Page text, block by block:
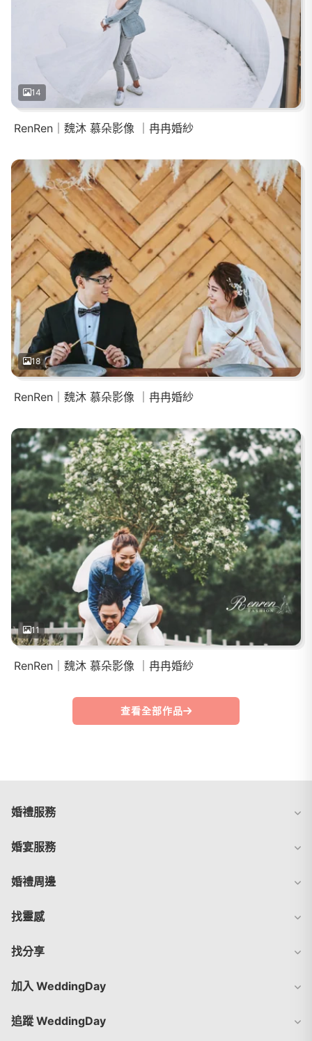
14
RenRen｜魏沐 慕朵影像 ｜冉冉婚紗
18
RenRen｜魏沐 慕朵影像 ｜冉冉婚紗
11
RenRen｜魏沐 慕朵影像 ｜冉冉婚紗
查看全部作品
婚禮服務
婚宴服務
婚禮周邊
找靈感
找分享
加入 WeddingDay
追蹤 WeddingDay